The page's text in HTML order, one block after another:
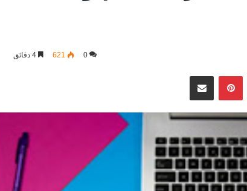
0
621
بينتيريستمشاركة عبر البريد